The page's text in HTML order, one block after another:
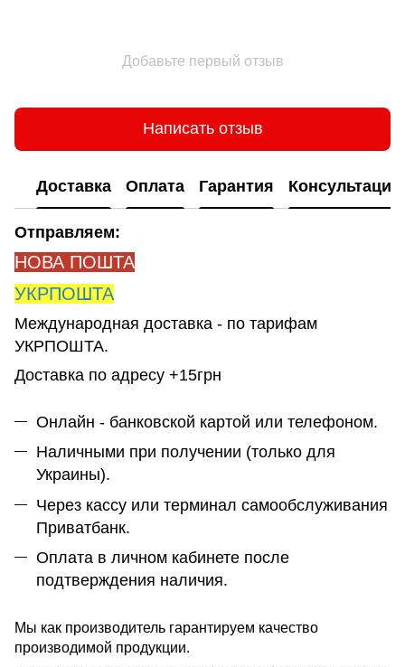
Добавьте первый отзыв
Написать отзыв
Доставка Оплата Гарантия Консультация
Отправляем:
НОВА ПОШТА
УКРПОШТА
Международная доставка - по тарифам
УКРПОШТА.
Доставка по адресу +15грн
Онлайн - банковской картой или телефоном.
Наличными при получении (только для
Украины).
Через кассу или терминал самообслуживания
Приватбанк.
Оплата в личном кабинете после
подтверждения наличия.
Мы как производитель гарантируем качество
производимой продукции.